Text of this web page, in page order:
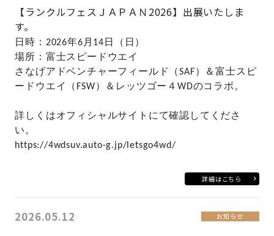
【ランクルフェスＪＡＰＡＮ2026】出展いたしま
す。
日時：2026年6月14 日（日）
場所：富士スピードウエイ
さなげアドベンチャーフィールド（SAF）＆富士スピ
ードウエイ（FSW）＆レッツゴー４WDのコラボ。
詳しくはオフィシャルサイトにて確認してくださ
い。
https://4wdsuv.auto-g.jp/letsgo4wd/
詳細はこちら
2026.05.12 お知らせ